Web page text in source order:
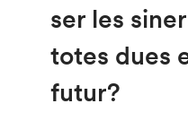
ser les
totes dues
futur?